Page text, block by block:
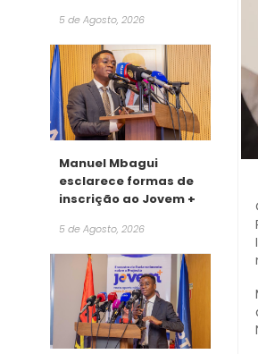
5 de Agosto, 2026
Manuel Mbagui
esclarece formas de
inscrição ao Jovem +
5 de Agosto, 2026